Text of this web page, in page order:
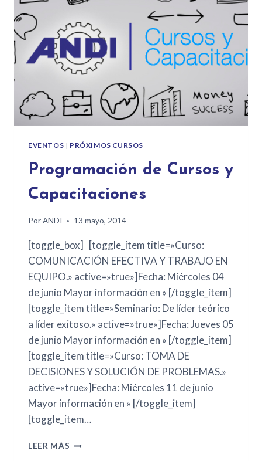
EVENTOS | PRÓXIMOS CURSOS
Programación de Cursos y
Capacitaciones
PorANDI 13 mayo, 2014
[toggle_box] [toggle_item title=»Curso:
COMUNICACIÓN EFECTIVA Y TRABAJO EN
EQUIPO.» active=»true»]Fecha: Miércoles 04
de junio Mayor información en » [/toggle_item]
[toggle_item title=»Seminario: De líder teórico
a líder exitoso.» active=»true»]Fecha: Jueves 05
de junio Mayor información en » [/toggle_item]
[toggle_item title=»Curso: TOMA DE
DECISIONES Y SOLUCIÓN DE PROBLEMAS.»
active=»true»]Fecha: Miércoles 11 de junio
Mayor información en » [/toggle_item]
[toggle_item…
LEER MÁS